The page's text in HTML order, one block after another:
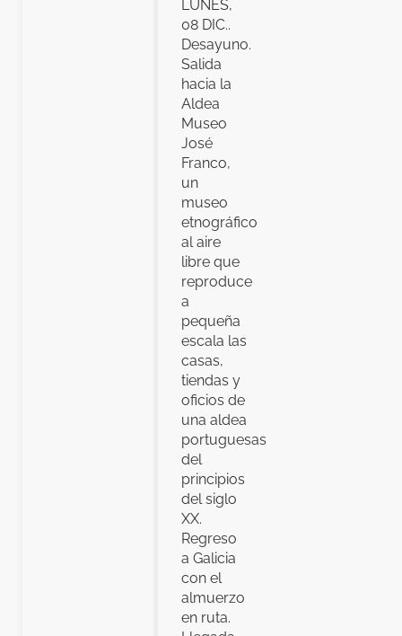
LUNES,
08 DIC..
Desayuno.
Salida
hacia la
Aldea
Museo
José
Franco,
un
museo
etnográfico
al aire
libre que
reproduce
a
pequeña
escala las
casas,
tiendas y
oficios de
una aldea
portuguesas
del
principios
del siglo
XX.
Regreso
a Galicia
con el
almuerzo
en ruta.